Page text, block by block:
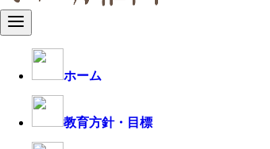
ホーム
教育方針・目標